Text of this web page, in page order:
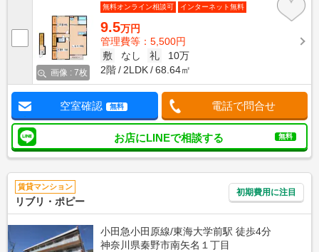
画像 : 7枚
無料オンライン相談可 インターネット無料
9.5万円
管理費等：5,500円
敷
なし 礼
10万
2階
2LDK 68.64㎡
空室確認 無料 電話で問合せ
お店にLINEで相談する 無料
賃貸マンション
リブリ・ポピー
初期費用に注目
小田急小田原線/東海大学前駅 徒歩4分
神奈川県秦野市南矢名１丁目